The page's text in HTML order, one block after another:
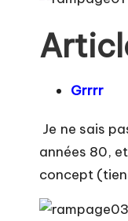
Grrrr
Je ne sais
années 80,
concept